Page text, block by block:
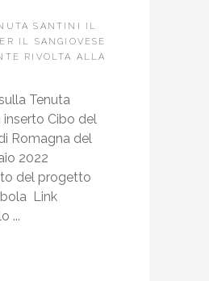
SANTINI IL
IL SANGIOVESE
RIVOLTA ALLA
Tenuta
inserto Cibo del
Romagna del
2022
del progetto
Link
...